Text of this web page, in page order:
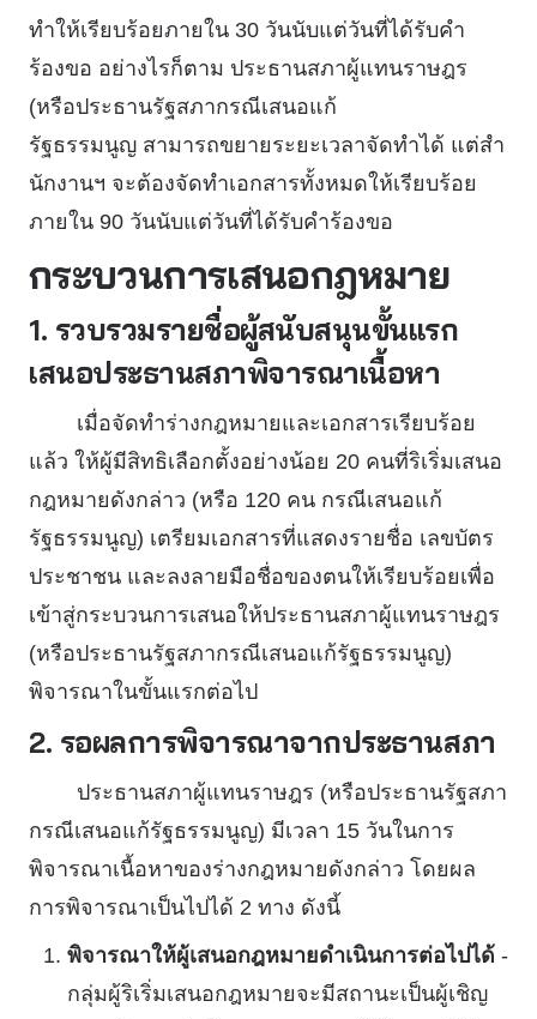
ทำให้เรียบร้อยภายใน 30 วันนับแต่วันที่ได้รับคำ
ร้องขอ อย่างไรก็ตาม ประธานสภาผู้แทนราษฎร
(หรือประธานรัฐสภากรณีเสนอแก้
รัฐธรรมนูญ สามารถขยายระยะเวลาจัดทำได้ แต่สำ
นักงานฯ จะต้องจัดทำเอกสารทั้งหมดให้เรียบร้อย
ภายใน 90 วันนับแต่วันที่ได้รับคำร้องขอ
กระบวนการเสนอกฎหมาย
1. รวบรวมรายชื่อผู้สนับสนุนขั้นแรก
เสนอประธานสภาพิจารณาเนื้อหา
เมื่อจัดทำร่างกฎหมายและเอกสารเรียบร้อย
แล้ว ให้ผู้มีสิทธิเลือกตั้งอย่างน้อย 20 คนที่ริเริ่มเสนอ
กฎหมายดังกล่าว (หรือ 120 คน กรณีเสนอแก้
รัฐธรรมนูญ) เตรียมเอกสารที่แสดงรายชื่อ เลขบัตร
ประชาชน และลงลายมือชื่อของตนให้เรียบร้อยเพื่อ
เข้าสู่กระบวนการเสนอให้ประธานสภาผู้แทนราษฎร
(หรือประธานรัฐสภากรณีเสนอแก้รัฐธรรมนูญ)
พิจารณาในขั้นแรกต่อไป
2. รอผลการพิจารณาจากประธานสภา
ประธานสภาผู้แทนราษฎร (หรือประธานรัฐสภา
กรณีเสนอแก้รัฐธรรมนูญ) มีเวลา 15 วันในการ
พิจารณาเนื้อหาของร่างกฎหมายดังกล่าว โดยผล
การพิจารณาเป็นไปได้ 2 ทาง ดังนี้
พิจารณาให้ผู้เสนอกฎหมายดำเนินการต่อไปได้ -
กลุ่มผู้ริเริ่มเสนอกฎหมายจะมีสถานะเป็นผู้เชิญ